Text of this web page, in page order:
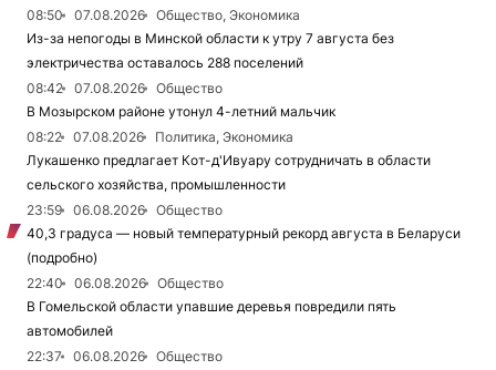
08:50
07.08.2026
Общество, Экономика
Из-за непогоды в Минской области к утру 7 августа без
электричества оставалось 288 поселений
08:42
07.08.2026
Общество
В Мозырском районе утонул 4-летний мальчик
08:22
07.08.2026
Политика, Экономика
Лукашенко предлагает Кот-д'Ивуару сотрудничать в области
сельского хозяйства, промышленности
23:59
06.08.2026
Общество
40,3 градуса — новый температурный рекорд августа в Беларуси
(подробно)
22:40
06.08.2026
Общество
В Гомельской области упавшие деревья повредили пять
автомобилей
22:37
06.08.2026
Общество